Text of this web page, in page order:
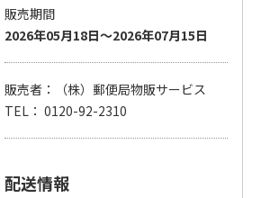
販売期間
2026年05月18日～2026年07月15日
販売者：（株）郵便局物販サービス
TEL： 0120-92-2310
配送情報